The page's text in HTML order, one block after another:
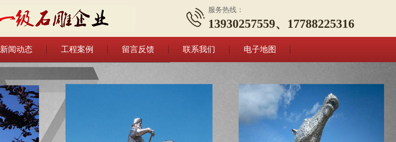
服务热线：
13930257559、17788225316
新闻动态 工程案例 留言反馈 联系我们 电子地图